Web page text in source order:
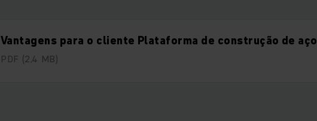
Vantagens para o cliente Plataforma de construção de aço
PDF (2,4 MB)